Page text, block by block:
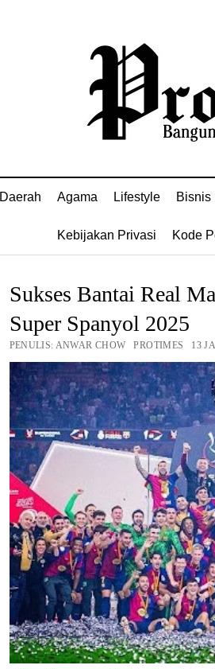
Daerah Agama Lifestyle Bisnis
Kebijakan Privasi Kode
Sukses Bantai Real
Super Spanyol 2025
PENULIS: ANWAR CHOW PROTIMES 13